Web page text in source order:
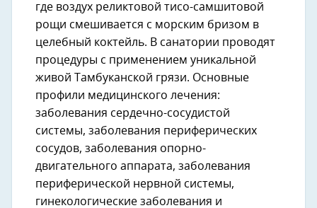
где воздух реликтовой тисо-самшитовой
рощи смешивается с морским бризом в
целебный коктейль. В санатории проводят
процедуры с применением уникальной
живой Тамбуканской грязи. Основные
профили медицинского лечения:
заболевания сердечно-сосудистой
системы, заболевания периферических
сосудов, заболевания опорно-
двигательного аппарата, заболевания
периферической нервной системы,
гинекологические заболевания и